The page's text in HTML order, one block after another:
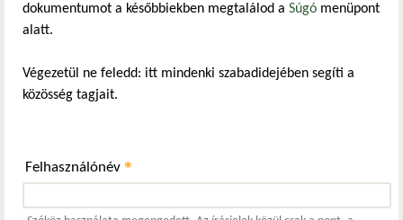
dokumentumot a későbbiekben megtalálod a Súgó menüpont
alatt.
Végezetül ne feledd: itt mindenki szabadidejében segíti a
közösség tagjait.
Felhasználónév *